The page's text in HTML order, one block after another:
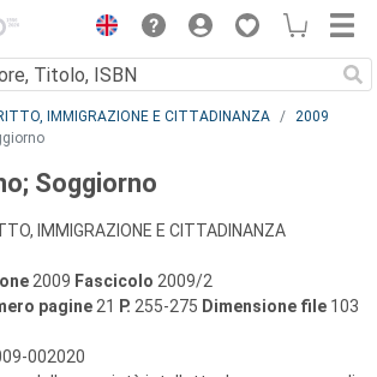
IMMIGRAZIONE E CITTADINANZA
2009
Soggiorno
IMMIGRAZIONE E CITTADINANZA
2009 Fascicolo 2009/2
pagine 21 P. 255-275 Dimensione file 103
002020